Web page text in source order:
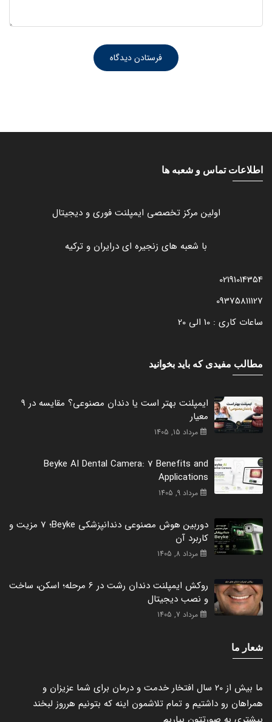
اطلاعات تماس و شعبه ها
اولین مرکز تخصصی ایمپلنت فوری و دیجیتال
با شعبه های زنجیره ای درایران و ترکیه
02191014354
09375811127
ساعات کاری : 10 الی 20
مطالب مفیدی که باید بخوانید
ایمپلنت بهتر است یا دندان مصنوعی؟ مقایسه در 9
معیار
مرداد 15, 1405
Beyke AI Dental Camera: 7 Benefits and
Applications
مرداد 9, 1405
دوربین هوش مصنوعی دندانپزشکی Beyke؛ 7 مزیت و
کاربرد آن
مرداد 8, 1405
روکش ایمپلنت دندان رشت در 6 مرحله؛ اسکن، ساخت
و نصب دیجیتال
مرداد 7, 1405
شعار ما
ما بیش از 20 سال افتخار خدمت و درمان برای شما عزیزان و
همراهان رو داشتیم و تمام تلاشمون اینه که بتونیم هرروز لبخند